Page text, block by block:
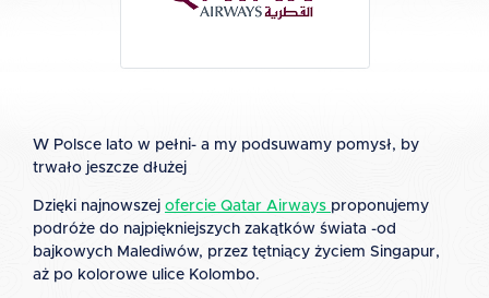
W Polsce lato w pełni- a my podsuwamy pomysł, by
trwało jeszcze dłużej
Dzięki najnowszej ofercie Qatar Airways proponujemy
podróże do najpiękniejszych zakątków świata -od
bajkowych Malediwów, przez tętniący życiem Singapur,
aż po kolorowe ulice Kolombo.